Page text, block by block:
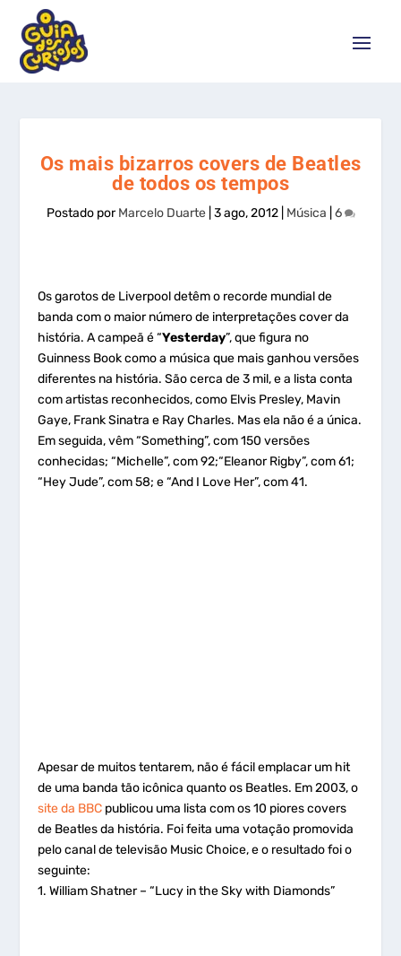
Os mais bizarros covers de Beatles
de todos os tempos
Postado porMarcelo Duarte| 3 ago, 2012| Música 6
Os garotos de Liverpool detêm o recorde mundial de
banda com o maior número de interpretações cover da
história. A campeã é “Yesterday”, que figura no
Guinness Book como a música que mais ganhou versões
diferentes na história. São cerca de 3 mil, e a lista conta
com artistas reconhecidos, como Elvis Presley, Mavin
Gaye, Frank Sinatra e Ray Charles. Mas ela não é a única.
Em seguida, vêm “Something”, com 150 versões
conhecidas; “Michelle”, com 92;“Eleanor Rigby”, com 61;
“Hey Jude”, com 58; e “And I Love Her”, com 41.
Apesar de muitos tentarem, não é fácil emplacar um hit
de uma banda tão icônica quanto os Beatles. Em 2003, o
site da BBC publicou uma lista com os 10 piores covers
de Beatles da história. Foi feita uma votação promovida
pelo canal de televisão Music Choice, e o resultado foi o
seguinte:
1. William Shatner – “Lucy in the Sky with Diamonds”